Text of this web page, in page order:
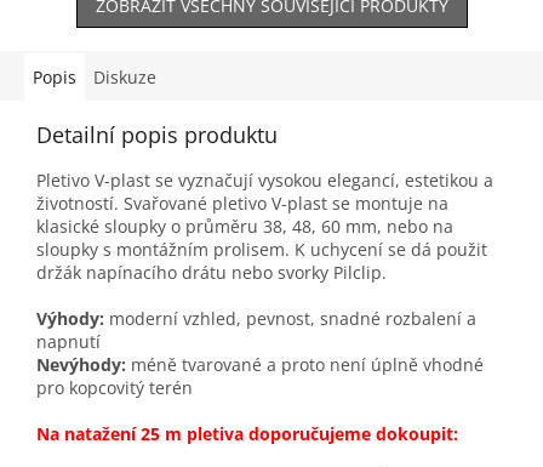
ZOBRAZIT VŠECHNY SOUVISEJÍCÍ PRODUKTY
Popis Diskuze
Detailní popis produktu
Pletivo V-plast se vyznačují vysokou elegancí, estetikou a
životností. Svařované pletivo V-plast se montuje na
klasické sloupky o průměru 38, 48, 60 mm, nebo na
sloupky s montážním prolisem. K uchycení se dá použit
držák napínacího drátu nebo svorky Pilclip.
Výhody: moderní vzhled, pevnost, snadné rozbalení a
napnutí
Nevýhody: méně tvarované a proto není úplně vhodné
pro kopcovitý terén
Na natažení 25 m pletiva doporučujeme dokoupit: